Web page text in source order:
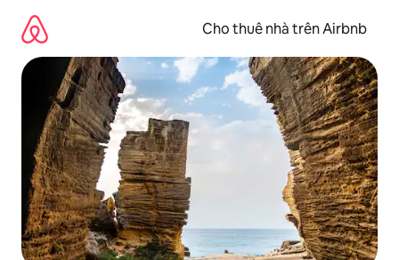
dung
Cho thuê nhà trên Airbnb